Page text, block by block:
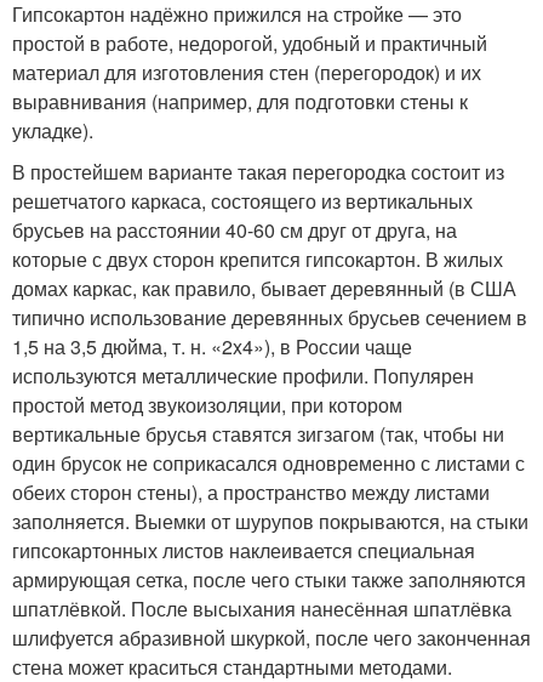
Гипсокартон надёжно прижился на стройке — это
простой в работе, недорогой, удобный и практичный
материал для изготовления стен (перегородок) и их
выравнивания (например, для подготовки стены к
укладке).
В простейшем варианте такая перегородка состоит из
решетчатого каркаса, состоящего из вертикальных
брусьев на расстоянии 40-60 см друг от друга, на
которые с двух сторон крепится гипсокартон. В жилых
домах каркас, как правило, бывает деревянный (в США
типично использование деревянных брусьев сечением в
1,5 на 3,5 дюйма, т. н. «2x4»), в России чаще
используются металлические профили. Популярен
простой метод звукоизоляции, при котором
вертикальные брусья ставятся зигзагом (так, чтобы ни
один брусок не соприкасался одновременно с листами с
обеих сторон стены), а пространство между листами
заполняется. Выемки от шурупов покрываются, на стыки
гипсокартонных листов наклеивается специальная
армирующая сетка, после чего стыки также заполняются
шпатлёвкой. После высыхания нанесённая шпатлёвка
шлифуется абразивной шкуркой, после чего законченная
стена может краситься стандартными методами.